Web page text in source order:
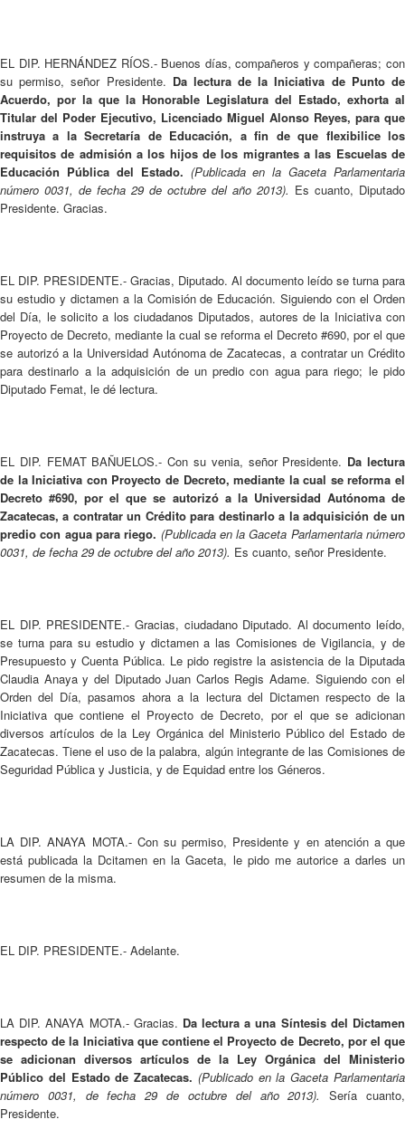
EL DIP. HERNÁNDEZ RÍOS.- Buenos días, compañeros y compañeras; con
su permiso, señor Presidente. Da lectura de la Iniciativa de Punto de
Acuerdo, por la que la Honorable Legislatura del Estado, exhorta al
Titular del Poder Ejecutivo, Licenciado Miguel Alonso Reyes, para que
instruya a la Secretaría de Educación, a fin de que flexibilice los
requisitos de admisión a los hijos de los migrantes a las Escuelas de
Educación Pública del Estado. (Publicada en la Gaceta Parlamentaria
número 0031, de fecha 29 de octubre del año 2013). Es cuanto, Diputado
Presidente. Gracias.
EL DIP. PRESIDENTE.- Gracias, Diputado. Al documento leído se turna para
su estudio y dictamen a la Comisión de Educación. Siguiendo con el Orden
del Día, le solicito a los ciudadanos Diputados, autores de la Iniciativa con
Proyecto de Decreto, mediante la cual se reforma el Decreto #690, por el que
se autorizó a la Universidad Autónoma de Zacatecas, a contratar un Crédito
para destinarlo a la adquisición de un predio con agua para riego; le pido
Diputado Femat, le dé lectura.
EL DIP. FEMAT BAÑUELOS.- Con su venia, señor Presidente. Da lectura
de la Iniciativa con Proyecto de Decreto, mediante la cual se reforma el
Decreto #690, por el que se autorizó a la Universidad Autónoma de
Zacatecas, a contratar un Crédito para destinarlo a la adquisición de un
predio con agua para riego. (Publicada en la Gaceta Parlamentaria número
0031, de fecha 29 de octubre del año 2013). Es cuanto, señor Presidente.
EL DIP. PRESIDENTE.- Gracias, ciudadano Diputado. Al documento leído,
se turna para su estudio y dictamen a las Comisiones de Vigilancia, y de
Presupuesto y Cuenta Pública. Le pido registre la asistencia de la Diputada
Claudia Anaya y del Diputado Juan Carlos Regis Adame. Siguiendo con el
Orden del Día, pasamos ahora a la lectura del Dictamen respecto de la
Iniciativa que contiene el Proyecto de Decreto, por el que se adicionan
diversos artículos de la Ley Orgánica del Ministerio Público del Estado de
Zacatecas. Tiene el uso de la palabra, algún integrante de las Comisiones de
Seguridad Pública y Justicia, y de Equidad entre los Géneros.
LA DIP. ANAYA MOTA.- Con su permiso, Presidente y en atención a que
está publicada la Dcitamen en la Gaceta, le pido me autorice a darles un
resumen de la misma.
EL DIP. PRESIDENTE.- Adelante.
LA DIP. ANAYA MOTA.- Gracias. Da lectura a una Síntesis del Dictamen
respecto de la Iniciativa que contiene el Proyecto de Decreto, por el que
se adicionan diversos artículos de la Ley Orgánica del Ministerio
Público del Estado de Zacatecas. (Publicado en la Gaceta Parlamentaria
número 0031, de fecha 29 de octubre del año 2013).
Sería cuanto,
Presidente.